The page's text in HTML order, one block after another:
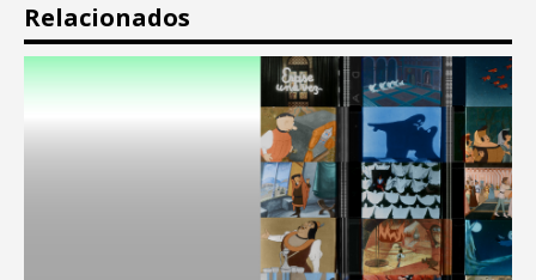
Relacionados